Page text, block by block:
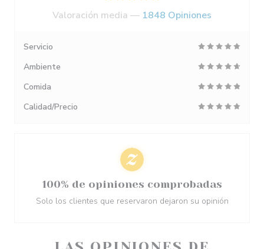
Valoración media — 1848 Opiniones
Servicio
Ambiente
Comida
Calidad/Precio
100% de opiniones comprobadas
Solo los clientes que reservaron dejaron su opinión